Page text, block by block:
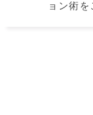
ョン術を